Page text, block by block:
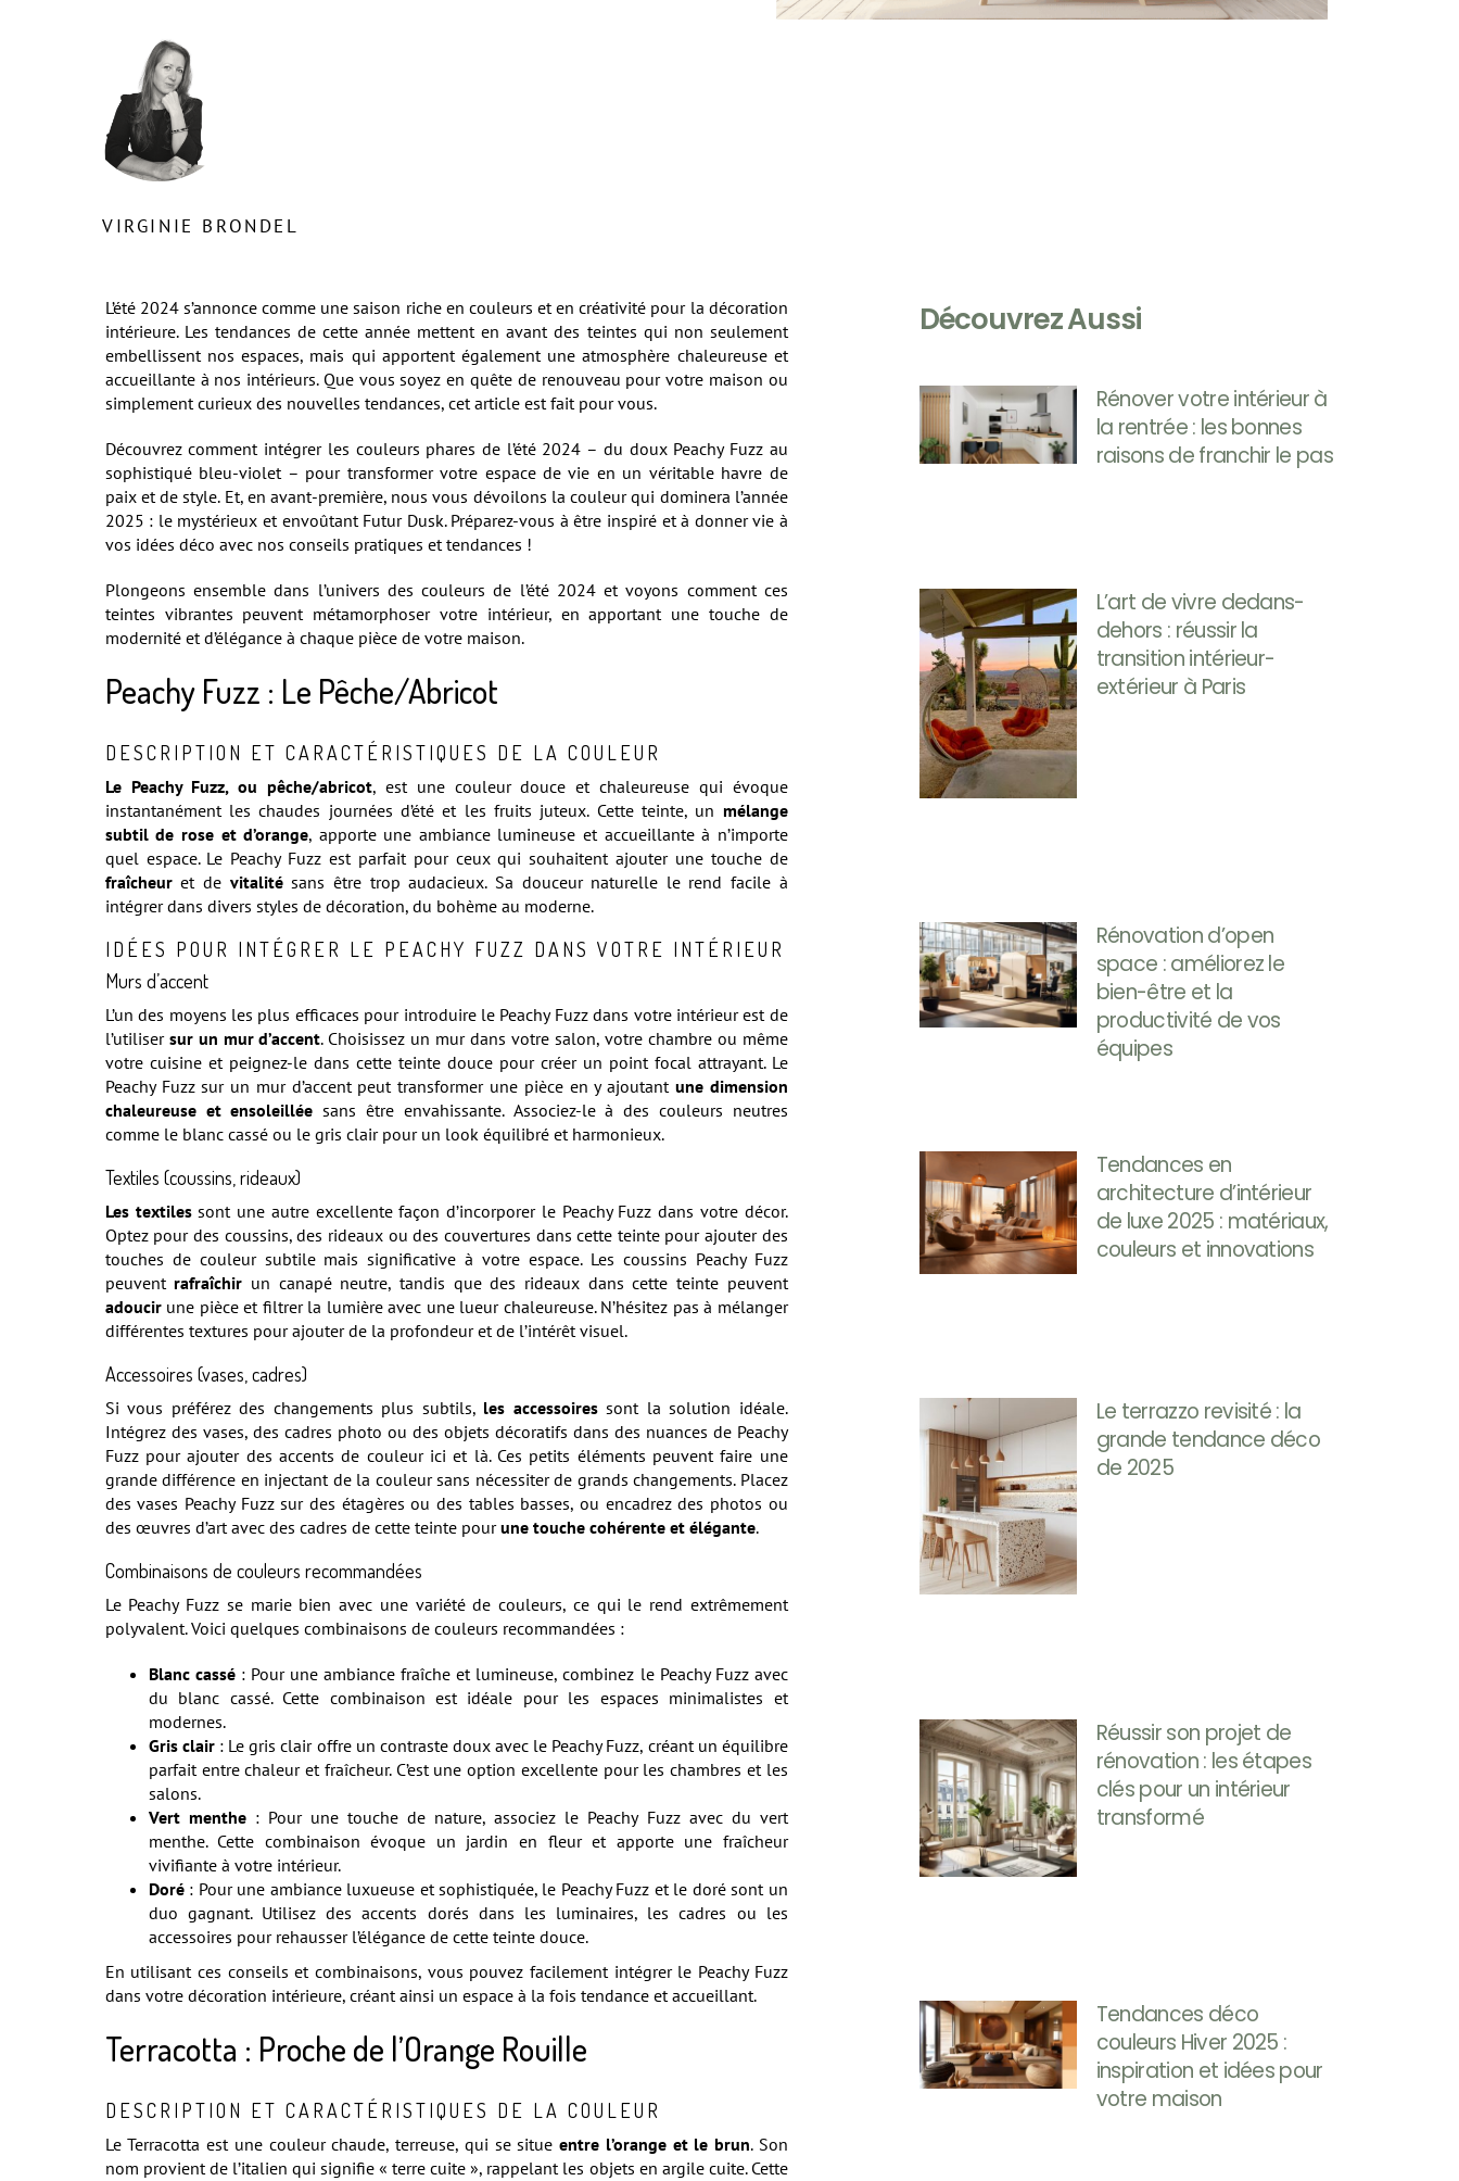
VIRGINIE BRONDEL
L’été 2024 s’annonce comme une saison riche en couleurs et en créativité pour la décoration
intérieure. Les tendances de cette année mettent en avant des teintes qui non seulement
embellissent nos espaces, mais qui apportent également une atmosphère chaleureuse et
accueillante à nos intérieurs. Que vous soyez en quête de renouveau pour votre maison ou
simplement curieux des nouvelles tendances, cet article est fait pour vous.
Découvrez comment intégrer les couleurs phares de l’été 2024 – du doux Peachy Fuzz au
sophistiqué bleu-violet – pour transformer votre espace de vie en un véritable havre de
paix et de style. Et, en avant-première, nous vous dévoilons la couleur qui dominera l’année
2025 : le mystérieux et envoûtant Futur Dusk. Préparez-vous à être inspiré et à donner vie à
vos idées déco avec nos conseils pratiques et tendances !
Plongeons ensemble dans l’univers des couleurs de l’été 2024 et voyons comment ces
teintes vibrantes peuvent métamorphoser votre intérieur, en apportant une touche de
modernité et d’élégance à chaque pièce de votre maison.
Peachy Fuzz : Le Pêche/Abricot
DESCRIPTION ET CARACTÉRISTIQUES DE LA COULEUR
Le Peachy Fuzz, ou pêche/abricot, est une couleur douce et chaleureuse qui évoque
instantanément les chaudes journées d’été et les fruits juteux. Cette teinte, un mélange
subtil de rose et d’orange, apporte une ambiance lumineuse et accueillante à n’importe
quel espace. Le Peachy Fuzz est parfait pour ceux qui souhaitent ajouter une touche de
fraîcheuret de vitalité sans être trop audacieux. Sa douceur naturelle le rend facile à
intégrer dans divers styles de décoration, du bohème au moderne.
IDÉES POUR INTÉGRER LE PEACHY FUZZ DANS VOTRE INTÉRIEUR
Murs d’accent
L’un des moyens les plus efficaces pour introduire le Peachy Fuzz dans votre intérieur est de
l’utiliser sur un mur d’accent. Choisissez un mur dans votre salon, votre chambre ou même
votre cuisine et peignez-le dans cette teinte douce pour créer un point focal attrayant. Le
Peachy Fuzz sur un mur d’accent peut transformer une pièce en y ajoutant une dimension
chaleureuse et ensoleillée sans être envahissante. Associez-le à des couleurs neutres
comme le blanc cassé ou le gris clair pour un look équilibré et harmonieux.
Textiles (coussins, rideaux)
Les textilessont une autre excellente façon d’incorporer le Peachy Fuzz dans votre décor.
Optez pour des coussins, des rideaux ou des couvertures dans cette teinte pour ajouter des
touches de couleur subtile mais significative à votre espace. Les coussins Peachy Fuzz
peuventrafraîchir un canapé neutre, tandis que des rideaux dans cette teinte peuvent
adoucirune pièce et filtrer la lumière avec une lueur chaleureuse. N’hésitez pas à mélanger
différentes textures pour ajouter de la profondeur et de l’intérêt visuel.
Accessoires (vases, cadres)
Si vous préférez des changements plus subtils, les accessoires sont la solution idéale.
Intégrez des vases, des cadres photo ou des objets décoratifs dans des nuances de Peachy
Fuzz pour ajouter des accents de couleur ici et là. Ces petits éléments peuvent faire une
grande différence en injectant de la couleur sans nécessiter de grands changements. Placez
des vases Peachy Fuzz sur des étagères ou des tables basses, ou encadrez des photos ou
des œuvres d’art avec des cadres de cette teinte pourune touche cohérente et élégante.
Combinaisons de couleurs recommandées
Le Peachy Fuzz se marie bien avec une variété de couleurs, ce qui le rend extrêmement
polyvalent. Voici quelques combinaisons de couleurs recommandées :
Blanc cassé: Pour une ambiance fraîche et lumineuse, combinez le Peachy Fuzz avec
du blanc cassé. Cette combinaison est idéale pour les espaces minimalistes et
modernes.
Gris clair: Le gris clair offre un contraste doux avec le Peachy Fuzz, créant un équilibre
parfait entre chaleur et fraîcheur. C’est une option excellente pour les chambres et les
salons.
Vert menthe: Pour une touche de nature, associez le Peachy Fuzz avec du vert
menthe. Cette combinaison évoque un jardin en fleur et apporte une fraîcheur
vivifiante à votre intérieur.
Doré: Pour une ambiance luxueuse et sophistiquée, le Peachy Fuzz et le doré sont un
duo gagnant. Utilisez des accents dorés dans les luminaires, les cadres ou les
accessoires pour rehausser l’élégance de cette teinte douce.
En utilisant ces conseils et combinaisons, vous pouvez facilement intégrer le Peachy Fuzz
dans votre décoration intérieure, créant ainsi un espace à la fois tendance et accueillant.
Terracotta : Proche de l’Orange Rouille
DESCRIPTION ET CARACTÉRISTIQUES DE LA COULEUR
Le Terracotta est une couleur chaude, terreuse, qui se situeentre l’orange et le brun. Son
nom provient de l’italien qui signifie « terre cuite », rappelant les objets en argile cuite. Cette
Découvrez Aussi
Rénover votre intérieur à
la rentrée : les bonnes
raisons de franchir le pas
L’art de vivre dedans-
dehors : réussir la
transition intérieur-
extérieur à Paris
Rénovation d’open
space : améliorez le
bien-être et la
productivité de vos
équipes
Tendances en
architecture d’intérieur
de luxe 2025 : matériaux,
couleurs et innovations
Le terrazzo revisité : la
grande tendance déco
de 2025
Réussir son projet de
rénovation : les étapes
clés pour un intérieur
transformé
Tendances déco
couleurs Hiver 2025 :
inspiration et idées pour
votre maison